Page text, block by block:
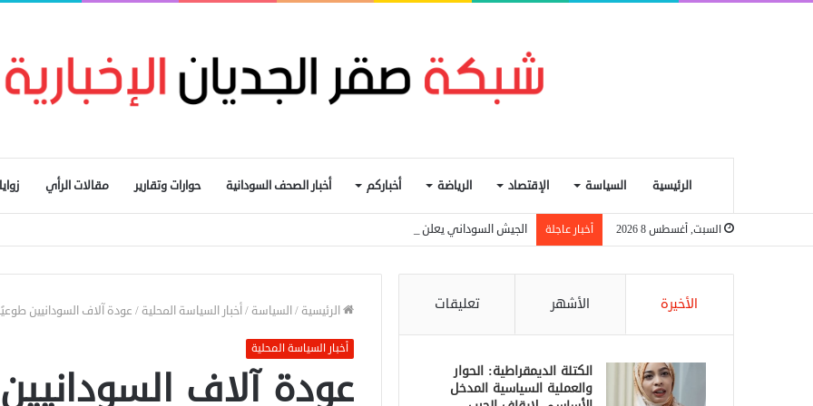
الرئيسية السياسة الإقتصاد الرياضة أخباركم أخبار الصحف السودانية حوارات وتقارير مقالات الرأي
السبت, أغسطس 8 2026 أخبار عاجلة الجيش السوداني يعلن إسقاط مسيرة استهدفت الدلنج ومقتل 5 مدنيين في هجوم جنوبي الأبيض
الرئيسية /السياسة /أخبار السياسة المحلية / عودة آلاف السودانيين
أخبار السياسة المحلية
عودة آلاف
الأخيرة الأشهر تعليقات
الكتلة الديمقراطية: الحوار
والعملية السياسية المدخل